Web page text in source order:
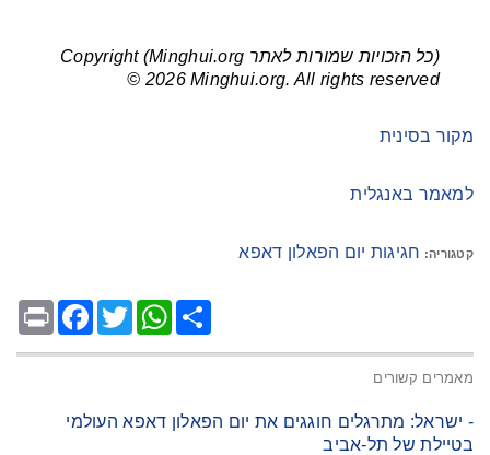
(כל הזכויות שמורות לאתר Minghui.org) Copyright
© 2026 Minghui.org. All rights reserved
מקור בסינית
למאמר באנגלית
קטגוריה: חגיגות יום הפאלון דאפא
Print
FacebookTwitter
WhatsAppShare
מאמרים קשורים
- ישראל: מתרגלים חוגגים את יום הפאלון דאפא העולמי
בטיילת של תל-אביב